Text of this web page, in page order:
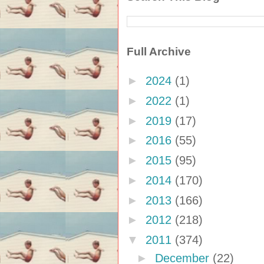
Full Archive
► 2024 (1)
► 2022 (1)
► 2019 (17)
► 2016 (55)
► 2015 (95)
► 2014 (170)
► 2013 (166)
► 2012 (218)
▼ 2011 (374)
► December (22)